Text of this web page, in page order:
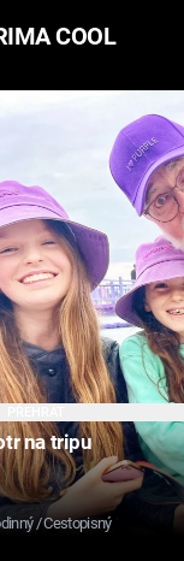
COOL
na tripu
/ Cestopisný